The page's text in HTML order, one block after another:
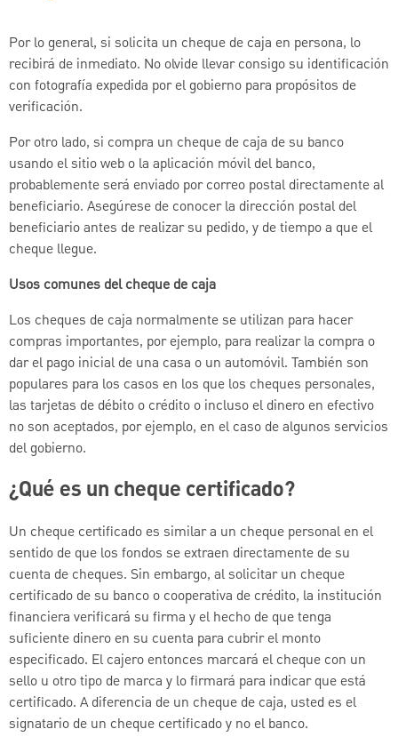
Por lo general, si solicita un cheque de caja en persona, lo
recibirá de inmediato. No olvide llevar consigo su identificación
con fotografía expedida por el gobierno para propósitos de
verificación.
Por otro lado, si compra un cheque de caja de su banco
usando el sitio web o la aplicación móvil del banco,
probablemente será enviado por correo postal directamente al
beneficiario. Asegúrese de conocer la dirección postal del
beneficiario antes de realizar su pedido, y de tiempo a que el
cheque llegue.
Usos comunes del cheque de caja
Los cheques de caja normalmente se utilizan para hacer
compras importantes, por ejemplo, para realizar la compra o
dar el pago inicial de una casa o un automóvil. También son
populares para los casos en los que los cheques personales,
las tarjetas de débito o crédito o incluso el dinero en efectivo
no son aceptados, por ejemplo, en el caso de algunos servicios
del gobierno.
¿Qué es un cheque certificado?
Un cheque certificado es similar a un cheque personal en el
sentido de que los fondos se extraen directamente de su
cuenta de cheques. Sin embargo, al solicitar un cheque
certificado de su banco o cooperativa de crédito, la institución
financiera verificará su firma y el hecho de que tenga
suficiente dinero en su cuenta para cubrir el monto
especificado. El cajero entonces marcará el cheque con un
sello u otro tipo de marca y lo firmará para indicar que está
certificado. A diferencia de un cheque de caja, usted es el
signatario de un cheque certificado y no el banco.